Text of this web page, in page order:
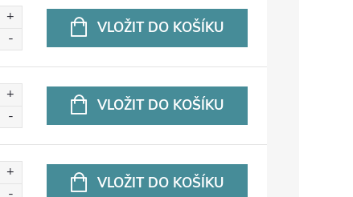
VLOŽIT DO KOŠÍKU
VLOŽIT DO KOŠÍKU
VLOŽIT DO KOŠÍKU